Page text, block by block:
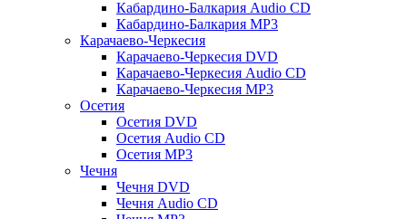
Кабардино-Балкария Audio CD
Кабардино-Балкария MP3
Карачаево-Черкесия
Карачаево-Черкесия DVD
Карачаево-Черкесия Audio CD
Карачаево-Черкесия MP3
Осетия
Осетия DVD
Осетия Audio CD
Осетия MP3
Чечня
Чечня DVD
Чечня Audio CD